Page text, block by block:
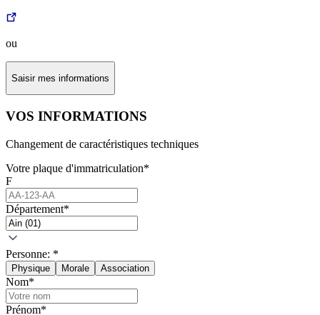
ou
Saisir mes informations
VOS INFORMATIONS
Changement de caractéristiques techniques
Votre plaque d'immatriculation*
F
Département*
Personne: *
Physique Morale Association
Nom*
Prénom*